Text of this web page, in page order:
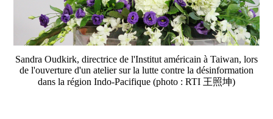
Sandra Oudkirk, directrice de l'Institut américain à Taiwan, lors
de l'ouverture d'un atelier sur la lutte contre la désinformation
dans la région Indo-Pacifique (photo : RTI 王照坤)